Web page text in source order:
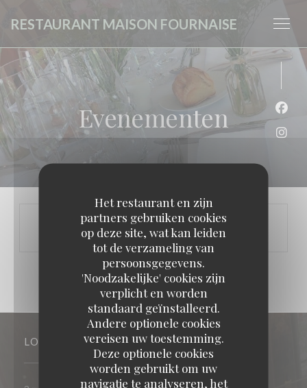
Het restaurant en zijn
partners gebruiken cookies
op deze site, wat kan leiden
tot de verzameling van
persoonsgegevens.
'Noodzakelijke' cookies zijn
verplicht en worden
standaard geïnstalleerd.
Andere optionele cookies
vereisen uw toestemming.
Deze optionele cookies
worden gebruikt om uw
navigatie te analyseren, het
RESTAURANT MAISON FOURNAISE
Evenementen
LOCATIE